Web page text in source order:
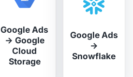
Google Ads
→ Google
Cloud
Storage
Google Ads
→
Snowflake